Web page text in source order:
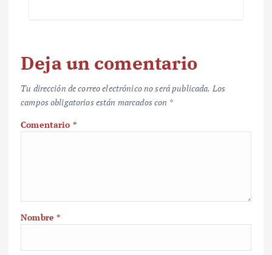
Deja un comentario
Tu dirección de correo electrónico no será publicada. Los
campos obligatorios están marcados con *
Comentario *
Nombre*